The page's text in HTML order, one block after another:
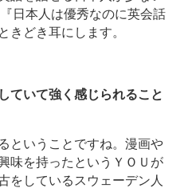
日本人は優秀なのに英会話
きどき耳にします。
いて強く感じられること
ということですね。漫画や
味を持ったというＹＯＵが
をしているスウェーデン人